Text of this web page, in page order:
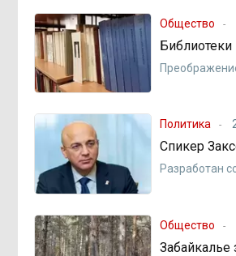
Общество
Политика
Спикер
Разработан
Общество
Забайкалье